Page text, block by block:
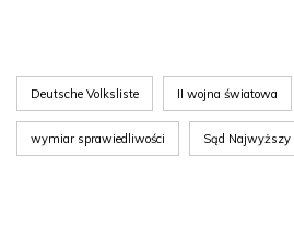
Deutsche Volksliste II wojna światowa
wymiar sprawiedliwości Sąd Najwyższy